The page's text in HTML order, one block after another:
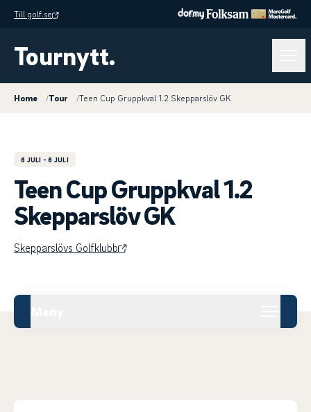
Till golf.se
Tournytt.
Home /Tour /Teen Cup Gruppkval 1.2 Skepparslöv GK
6 JULI - 6 JULI
Teen Cup Gruppkval 1.2
Skepparslöv GK
Skepparslövs Golfklubb